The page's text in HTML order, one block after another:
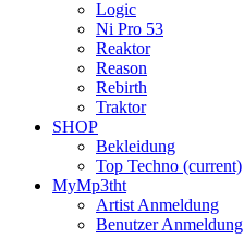
Logic
Ni Pro 53
Reaktor
Reason
Rebirth
Traktor
SHOP
Bekleidung
Top Techno (current)
MyMp3tht
Artist Anmeldung
Benutzer Anmeldung